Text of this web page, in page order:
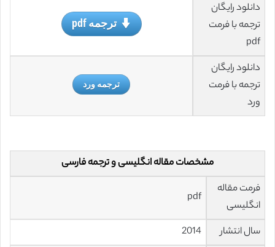
دانلود رایگان
ترجمه با فرمت
pdf
ترجمه pdf
دانلود رایگان
ترجمه با فرمت
ورد
ترجمه ورد
مشخصات مقاله انگلیسی و ترجمه فارسی
فرمت مقاله
انگلیسی
pdf
سال انتشار
2014